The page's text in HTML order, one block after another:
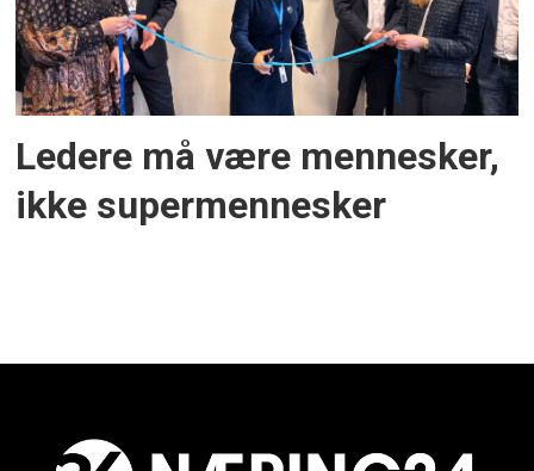
Ledere må være mennesker,
ikke supermennesker